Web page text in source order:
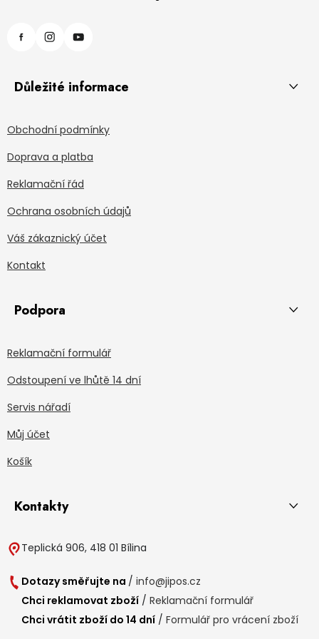
Důležité informace
Obchodní podmínky
Doprava a platba
Reklamační řád
Ochrana osobních údajů
Váš zákaznický účet
Kontakt
Podpora
Reklamační formulář
Odstoupení ve lhůtě 14 dní
Servis nářadí
Můj účet
Košík
Kontakty
Teplická 906, 418 01 Bílina
Dotazy směřujte na / info@jipos.cz
Chci reklamovat zboží / Reklamační formulář
Chci vrátit zboží do 14 dní / Formulář pro vrácení zboží